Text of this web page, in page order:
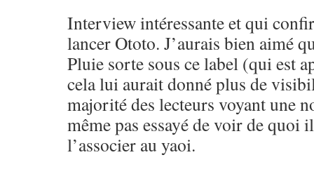
Interview intéressante et qui
lancer Ototo. J’aurais bien aimé
Pluie sorte sous ce label (qui est
cela lui aurait donné plus de
majorité des lecteurs voyant une
même pas essayé de voir de quoi
l’associer au yaoi.